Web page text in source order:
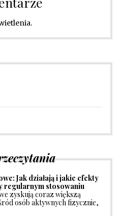
Jak działają i jakie efekty
regularnym stosowaniu
zyskują coraz większą
osób aktywnych fizycznie,